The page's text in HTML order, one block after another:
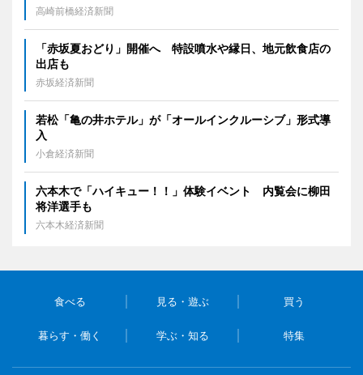
高崎前橋経済新聞
「赤坂夏おどり」開催へ 特設噴水や縁日、地元飲食店の
出店も
赤坂経済新聞
若松「亀の井ホテル」が「オールインクルーシブ」形式導
入
小倉経済新聞
六本木で「ハイキュー！！」体験イベント 内覧会に柳田
将洋選手も
六本木経済新聞
食べる 見る・遊ぶ 買う
暮らす・働く 学ぶ・知る 特集